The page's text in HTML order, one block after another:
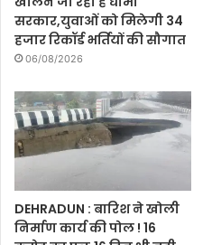
सरकार,युवाओं को मिलेगी 34
हजार रिकॉर्ड भर्तियों की सौगात
06/08/2026
DEHRADUN : बारिश ने खोली
निर्माण कार्य की पोल ! 16